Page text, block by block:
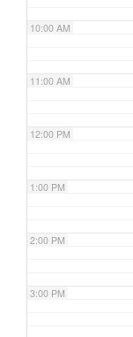
10:00 AM
11:00 AM
12:00 PM
1:00 PM
2:00 PM
3:00 PM